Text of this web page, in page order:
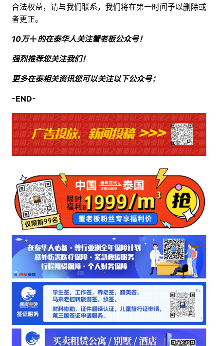
合法权益，请与我们联系，我们将在第一时间予以删除或
者更正。
10万 的在泰华人关注蟹老板公众号！
强烈推荐您关注我们！
更多在泰相关资讯您可以关注以下公众号：
-END-